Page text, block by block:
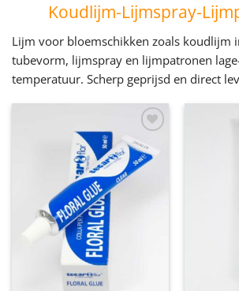
Koudlijm-Lijmspray-
Lijm voor bloemschikken zoals koudlijm
tubevorm, lijmspray en lijmpatronen
temperatuur. Scherp geprijsd en direct
Toevoegen
aan
wenslijst